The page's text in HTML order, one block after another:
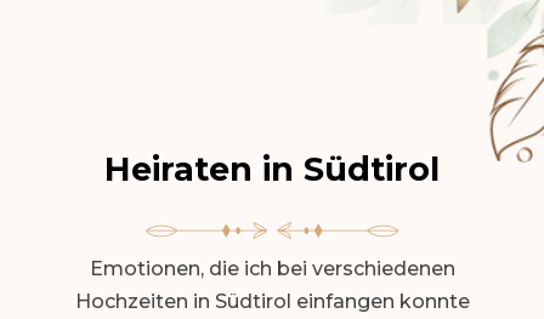
Heiraten in Südtirol
Emotionen, die ich bei verschiedenen
Hochzeiten in Südtirol einfangen konnte